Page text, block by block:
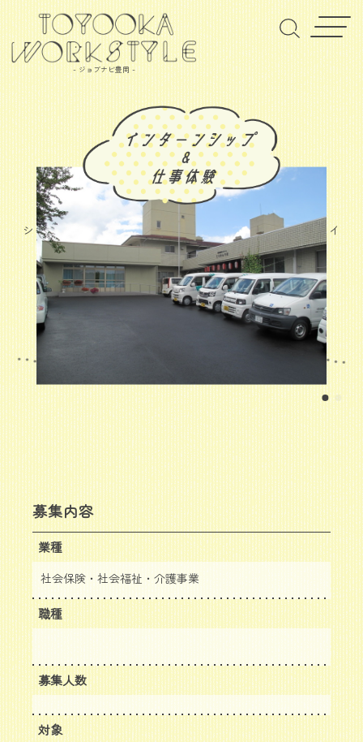
- ジョブナビ豊岡 -
シャカイフクシホウジンホクタンシャカイフクシジギョウカイ
社会福祉法人 北但社会福祉事業会
社会福祉事業（第１種・第２種）
企業情報はこちら
募集内容
業種
社会保険・社会福祉・介護事業
職種
募集人数
対象